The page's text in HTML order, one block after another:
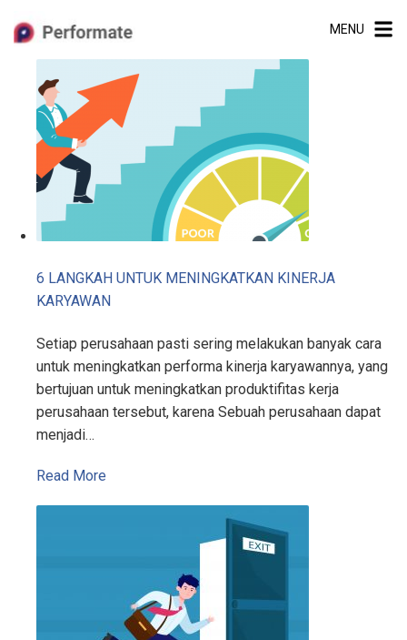
content
MENU
6 LANGKAH UNTUK MENINGKATKAN KINERJA
KARYAWAN
Setiap perusahaan pasti sering melakukan banyak cara
untuk meningkatkan performa kinerja karyawannya, yang
bertujuan untuk meningkatkan produktifitas kerja
perusahaan tersebut, karena Sebuah perusahaan dapat
menjadi…
Read More